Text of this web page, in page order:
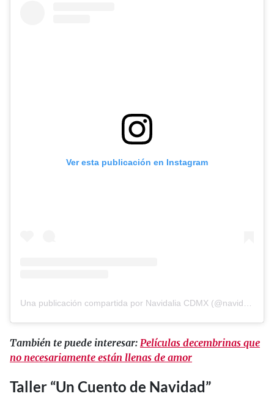
Ver esta publicación en Instagram
También te puede interesar: Películas decembrinas que
no necesariamente están llenas de amor
Taller “Un Cuento de Navidad”